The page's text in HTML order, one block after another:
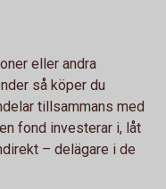
eller andra
så köper du
tillsammans med
fond investerar i, låt
– delägare i de